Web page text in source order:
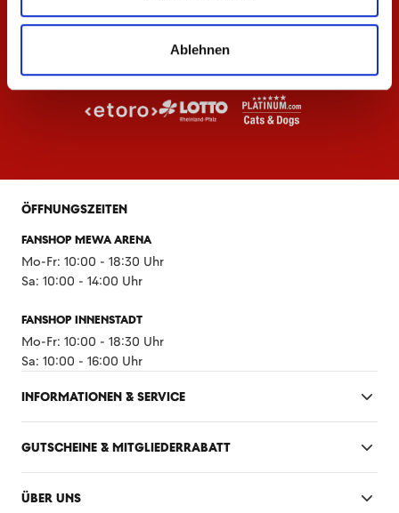
Ablehnen
ÖFFNUNGSZEITEN
FANSHOP MEWA ARENA
Mo-Fr: 10:00 - 18:30 Uhr
Sa: 10:00 - 14:00 Uhr
FANSHOP INNENSTADT
Mo-Fr: 10:00 - 18:30 Uhr
Sa: 10:00 - 16:00 Uhr
INFORMATIONEN & SERVICE
GUTSCHEINE & MITGLIEDERRABATT
ÜBER UNS